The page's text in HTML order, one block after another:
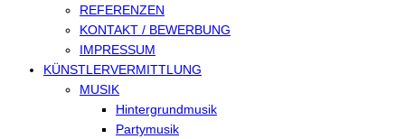
REFERENZEN
KONTAKT / BEWERBUNG
IMPRESSUM
KÜNSTLERVERMITTLUNG
MUSIK
Hintergrundmusik
Partymusik